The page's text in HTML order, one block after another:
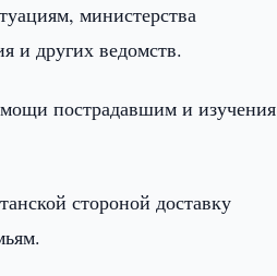
министерства
и других ведомств.
пострадавшим и изучения
стороной доставку